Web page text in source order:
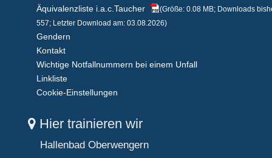
Äquivalenzliste i.a.c.Taucher
(Größe: 0.08 MB; Downloads
557; Letzter Download am: 03.08.2026)
Gendern
Kontakt
Wichtige Notfallnummern bei einem Unfall
Linkliste
Cookie-Einstellungen
Hier trainieren wir
Hallenbad Oberwengern